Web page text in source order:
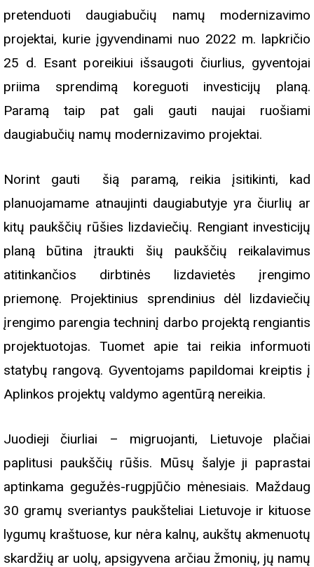
pretenduoti daugiabučių namų modernizavimo
projektai, kurie įgyvendinami nuo 2022 m. lapkričio
25 d. Esant poreikiui išsaugoti čiurlius, gyventojai
priima sprendimą koreguoti investicijų planą.
Paramą taip pat gali gauti naujai ruošiami
daugiabučių namų modernizavimo projektai.
Norint gauti šią paramą, reikia įsitikinti, kad
planuojamame atnaujinti daugiabutyje yra čiurlių ar
kitų paukščių rūšies lizdaviečių. Rengiant investicijų
planą būtina įtraukti šių paukščių reikalavimus
atitinkančios dirbtinės lizdavietės įrengimo
priemonę. Projektinius sprendinius dėl lizdaviečių
įrengimo parengia techninį darbo projektą rengiantis
projektuotojas. Tuomet apie tai reikia informuoti
statybų rangovą. Gyventojams papildomai kreiptis į
Aplinkos projektų valdymo agentūrą nereikia.
Juodieji čiurliai – migruojanti, Lietuvoje plačiai
paplitusi paukščių rūšis. Mūsų šalyje ji paprastai
aptinkama gegužės-rugpjūčio mėnesiais. Maždaug
30 gramų sveriantys paukšteliai Lietuvoje ir kituose
lygumų kraštuose, kur nėra kalnų, aukštų akmenuotų
skardžių ar uolų, apsigyvena arčiau žmonių, jų namų